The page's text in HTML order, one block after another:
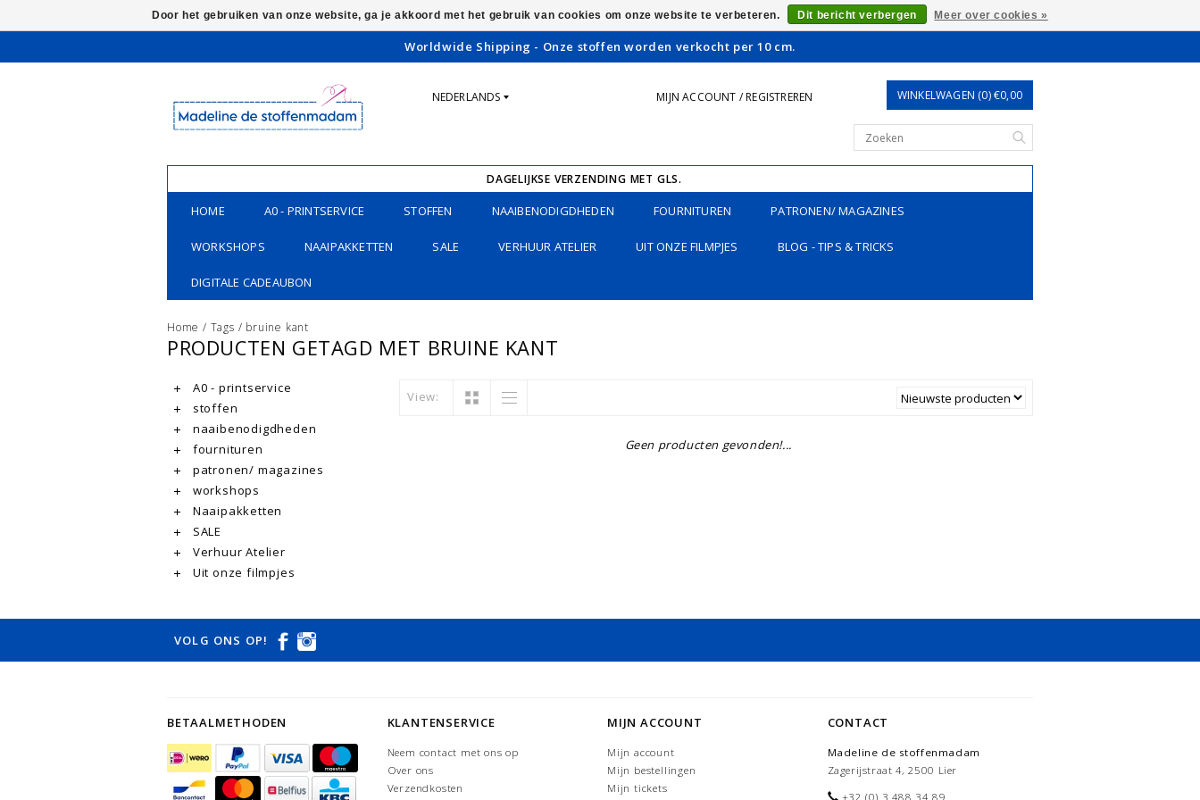
Worldwide Shipping - Onze stoffen worden verkocht per 10 cm.
NEDERLANDS MIJN ACCOUNT / REGISTREREN WINKELWAGEN (0) €0,00
DAGELIJKSE VERZENDING MET GLS.
HOME A0 - PRINTSERVICE STOFFEN NAAIBENODIGDHEDEN FOURNITUREN PATRONEN/ MAGAZINES
WORKSHOPS NAAIPAKKETTEN SALE VERHUUR ATELIER UIT ONZE FILMPJES BLOG - TIPS & TRICKS
DIGITALE CADEAUBON
Home / Tags / bruine kant
PRODUCTEN GETAGD MET BRUINE KANT
A0 - printservice
stoffen
naaibenodigdheden
fournituren
patronen/ magazines
workshops
Naaipakketten
SALE
Verhuur Atelier
Uit onze filmpjes
View:
Geen producten gevonden!...
VOLG ONS OP!
BETAALMETHODEN KLANTENSERVICE
Neem contact met ons op
Over ons
Verzendkosten
MIJN ACCOUNT
Mijn account
Mijn bestellingen
Mijn tickets
CONTACT
Madeline de stoffenmadam
Zagerijstraat 4, 2500 Lier
+32 (0) 3 488 34 89
Door het gebruiken van onze website, ga je akkoord met het gebruik van cookies om onze website te verbeteren. Dit bericht verbergen Meer over cookies »